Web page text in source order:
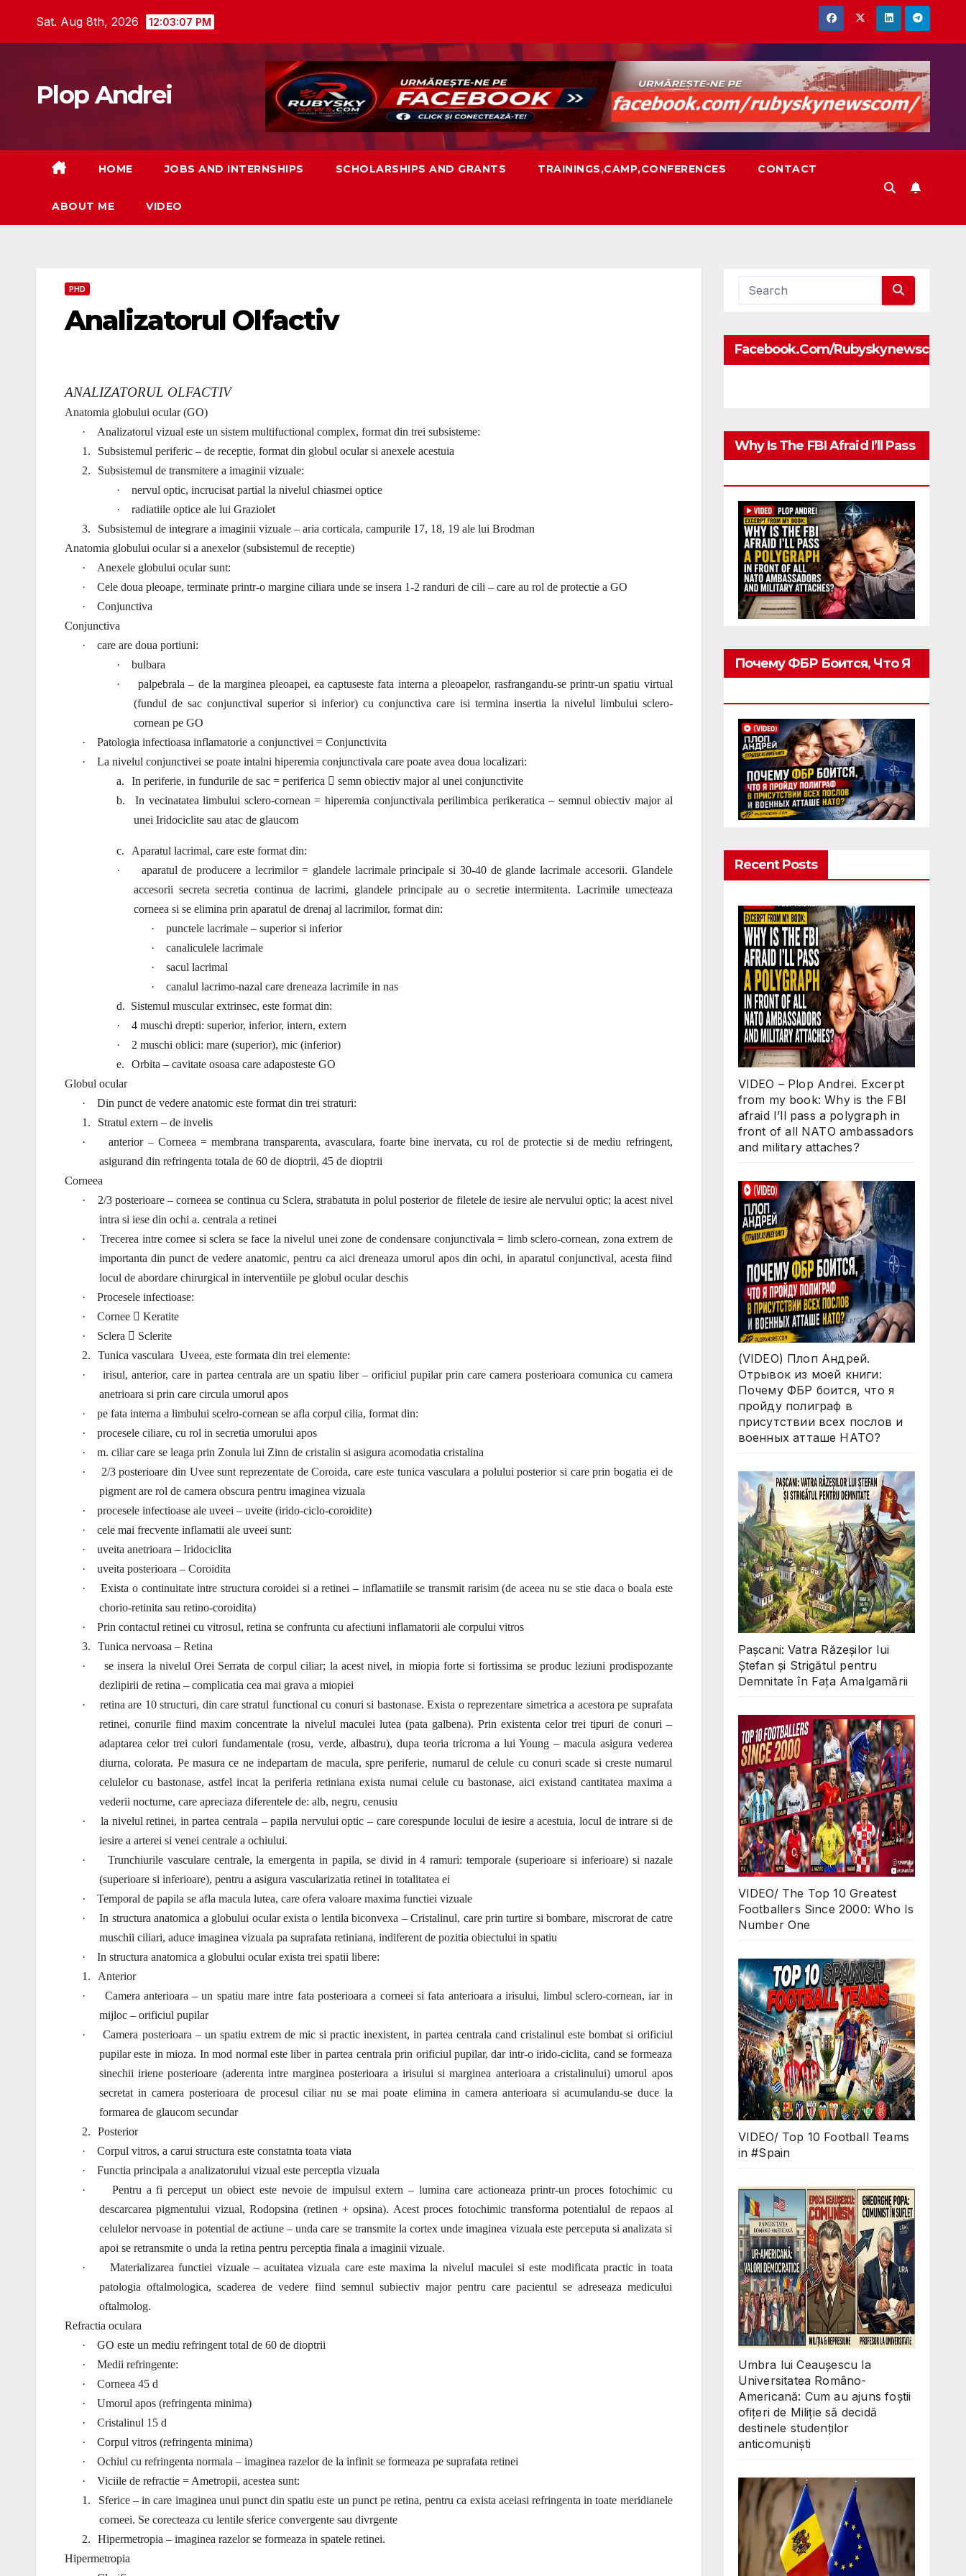
Sat. Aug 8th, 2026 12:03:08 PM
Plop Andrei
HOME JOBS AND INTERNSHIPS SCHOLARSHIPS AND GRANTS TRAININGS,CAMP,CONFERENCES CONTACT
ABOUT ME VIDEO
PHD
Analizatorul Olfactiv
ANALIZATORUL OLFACTIV
Anatomia globului ocular (GO)
·
Analizatorul vizual este un sistem multifuctional complex, format din trei subsisteme:
1.
Subsistemul periferic – de receptie, format din globul ocular si anexele acestuia
2.
Subsistemul de transmitere a imaginii vizuale:
·
nervul optic, incrucisat partial la nivelul chiasmei optice
·
radiatiile optice ale lui Graziolet
3.
Subsistemul de integrare a imaginii vizuale – aria corticala, campurile 17, 18, 19 ale lui Brodman
Anatomia globului ocular si a anexelor (subsistemul de receptie)
·
Anexele globului ocular sunt:
·
Cele doua pleoape, terminate printr-o margine ciliara unde se insera 1-2 randuri de cili – care au rol de protectie a GO
·
Conjunctiva
Conjunctiva
·
care are doua portiuni:
·
bulbara
·
palpebrala – de la marginea pleoapei, ea captuseste fata interna a pleoapelor, rasfrangandu-se printr-un spatiu virtual
(fundul de sac conjunctival superior si inferior) cu conjunctiva care isi termina insertia la nivelul limbului sclero-
cornean pe GO
·
Patologia infectioasa inflamatorie a conjunctivei = Conjunctivita
·
La nivelul conjunctivei se poate intalni hiperemia conjunctivala care poate avea doua localizari:
a.
In periferie, in fundurile de sac = periferica  semn obiectiv major al unei conjunctivite
b.
In vecinatatea limbului sclero-cornean = hiperemia conjunctivala perilimbica perikeratica – semnul obiectiv major al
unei Iridociclite sau atac de glaucom
c.
Aparatul lacrimal, care este format din:
·
aparatul de producere a lecrimilor = glandele lacrimale principale si 30-40 de glande lacrimale accesorii. Glandele
accesorii secreta secretia continua de lacrimi, glandele principale au o secretie intermitenta. Lacrimile umecteaza
corneea si se elimina prin aparatul de drenaj al lacrimilor, format din:
·
punctele lacrimale – superior si inferior
·
canaliculele lacrimale
·
sacul lacrimal
·
canalul lacrimo-nazal care dreneaza lacrimile in nas
d. Sistemul muscular extrinsec, este format din:
·
4 muschi drepti: superior, inferior, intern, extern
·
2 muschi oblici: mare (superior), mic (inferior)
e.
Orbita – cavitate osoasa care adaposteste GO
Globul ocular
·
Din punct de vedere anatomic este format din trei straturi:
1.
Stratul extern – de invelis
·
anterior – Corneea = membrana transparenta, avasculara, foarte bine inervata, cu rol de protectie si de mediu refringent,
asigurand din refringenta totala de 60 de dioptrii, 45 de dioptrii
Corneea
·
2/3 posterioare – corneea se continua cu Sclera, strabatuta in polul posterior de filetele de iesire ale nervului optic; la acest nivel
intra si iese din ochi a. centrala a retinei
·
Trecerea intre cornee si sclera se face la nivelul unei zone de condensare conjunctivala = limb sclero-cornean, zona extrem de
importanta din punct de vedere anatomic, pentru ca aici dreneaza umorul apos din ochi, in aparatul conjunctival, acesta fiind
locul de abordare chirurgical in interventiile pe globul ocular deschis
·
Procesele infectioase:
·
Cornee  Keratite
·
Sclera  Sclerite
2.
Tunica vasculara Uveea, este formata din trei elemente:
·
irisul, anterior, care in partea centrala are un spatiu liber – orificiul pupilar prin care camera posterioara comunica cu camera
anetrioara si prin care circula umorul apos
·
pe fata interna a limbului scelro-cornean se afla corpul cilia, format din:
·
procesele ciliare, cu rol in secretia umorului apos
·
m. ciliar care se leaga prin Zonula lui Zinn de cristalin si asigura acomodatia cristalina
·
2/3 posterioare din Uvee sunt reprezentate de Coroida, care este tunica vasculara a polului posterior si care prin bogatia ei de
pigment are rol de camera obscura pentru imaginea vizuala
·
procesele infectioase ale uveei – uveite (irido-ciclo-coroidite)
·
cele mai frecvente inflamatii ale uveei sunt:
·
uveita anetrioara – Iridociclita
·
uveita posterioara – Coroidita
·
Exista o continuitate intre structura coroidei si a retinei – inflamatiile se transmit rarisim (de aceea nu se stie daca o boala este
chorio-retinita sau retino-coroidita)
·
Prin contactul retinei cu vitrosul, retina se confrunta cu afectiuni inflamatorii ale corpului vitros
3.
Tunica nervoasa – Retina
·
se insera la nivelul Orei Serrata de corpul ciliar; la acest nivel, in miopia forte si fortissima se produc leziuni prodispozante
dezlipirii de retina – complicatia cea mai grava a miopiei
·
retina are 10 structuri, din care stratul functional cu conuri si bastonase. Exista o reprezentare simetrica a acestora pe suprafata
retinei, conurile fiind maxim concentrate la nivelul maculei lutea (pata galbena). Prin existenta celor trei tipuri de conuri –
adaptarea celor trei culori fundamentale (rosu, verde, albastru), dupa teoria tricroma a lui Young – macula asigura vederea
diurna, colorata. Pe masura ce ne indepartam de macula, spre periferie, numarul de celule cu conuri scade si creste numarul
celulelor cu bastonase, astfel incat la periferia retiniana exista numai celule cu bastonase, aici existand cantitatea maxima a
vederii nocturne, care apreciaza diferentele de: alb, negru, cenusiu
·
la nivelul retinei, in partea centrala – papila nervului optic – care corespunde locului de iesire a acestuia, locul de intrare si de
iesire a arterei si venei centrale a ochiului.
·
Trunchiurile vasculare centrale, la emergenta in papila, se divid in 4 ramuri: temporale (superioare si inferioare) si nazale
(superioare si inferioare), pentru a asigura vascularizatia retinei in totalitatea ei
·
Temporal de papila se afla macula lutea, care ofera valoare maxima functiei vizuale
·
In structura anatomica a globului ocular exista o lentila biconvexa – Cristalinul, care prin turtire si bombare, miscrorat de catre
muschii ciliari, aduce imaginea vizuala pa suprafata retiniana, indiferent de pozitia obiectului in spatiu
·
In structura anatomica a globului ocular exista trei spatii libere:
1.
Anterior
·
Camera anterioara – un spatiu mare intre fata posterioara a corneei si fata anterioara a irisului, limbul sclero-cornean, iar in
mijloc – orificiul pupilar
·
Camera posterioara – un spatiu extrem de mic si practic inexistent, in partea centrala cand cristalinul este bombat si orificiul
pupilar este in mioza. In mod normal este liber in partea centrala prin orificiul pupilar, dar intr-o irido-ciclita, cand se formeaza
sinechii iriene posterioare (aderenta intre marginea posterioara a irisului si marginea anterioara a cristalinului) umorul apos
secretat in camera posterioara de procesul ciliar nu se mai poate elimina in camera anterioara si acumulandu-se duce la
formarea de glaucom secundar
2.
Posterior
·
Corpul vitros, a carui structura este constatnta toata viata
·
Functia principala a analizatorului vizual este perceptia vizuala
·
Pentru a fi perceput un obiect este nevoie de impulsul extern – lumina care actioneaza printr-un proces fotochimic cu
descarcarea pigmentului vizual, Rodopsina (retinen + opsina). Acest proces fotochimic transforma potentialul de repaos al
celulelor nervoase in potential de actiune – unda care se transmite la cortex unde imaginea vizuala este perceputa si analizata si
apoi se retransmite o unda la retina pentru perceptia finala a imaginii vizuale.
·
Materializarea functiei vizuale – acuitatea vizuala care este maxima la nivelul maculei si este modificata practic in toata
patologia oftalmologica, scaderea de vedere fiind semnul subiectiv major pentru care pacientul se adreseaza medicului
oftalmolog.
Refractia oculara
·
GO este un mediu refringent total de 60 de dioptrii
·
Medii refringente:
·
Corneea 45 d
·
Umorul apos (refringenta minima)
·
Cristalinul 15 d
·
Corpul vitros (refringenta minima)
·
Ochiul cu refringenta normala – imaginea razelor de la infinit se formeaza pe suprafata retinei
·
Viciile de refractie = Ametropii, acestea sunt:
1.
Sferice – in care imaginea unui punct din spatiu este un punct pe retina, pentru ca exista aceiasi refringenta in toate meridianele
corneei. Se corecteaza cu lentile sferice convergente sau divrgente
2.
Hipermetropia – imaginea razelor se formeaza in spatele retinei.
Hipermetropia
Facebook.com/rubyskynewscom
Why Is The FBI Afraid I’ll Pass
Почему ФБР Боится, Что Я
Recent Posts
VIDEO – Plop Andrei. Excerpt
from my book: Why is the FBI
afraid I’ll pass a polygraph in
front of all NATO ambassadors
and military attaches?
(VIDEO) Плоп Андрей.
Отрывок из моей книги:
Почему ФБР боится, что я
пройду полиграф в
присутствии всех послов и
военных атташе НАТО?
Pașcani: Vatra Răzeșilor lui
Ștefan și Strigătul pentru
Demnitate în Fața Amalgamării
VIDEO/ The Top 10 Greatest
Footballers Since 2000: Who Is
Number One
VIDEO/ Top 10 Football Teams
in #Spain
Umbra lui Ceaușescu la
Universitatea Româno-
Americană: Cum au ajuns foștii
ofițeri de Miliție să decidă
destinele studenților
anticomuniști